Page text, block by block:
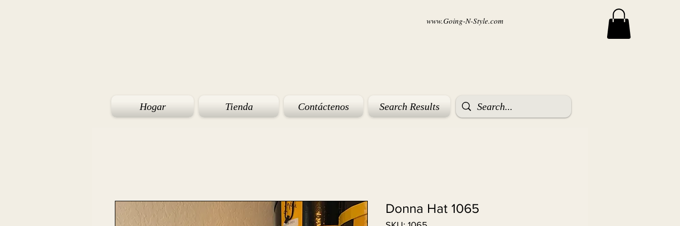
www.Going-N-Style.com
Hogar Tienda Contáctenos Search Results
Donna Hat 1065